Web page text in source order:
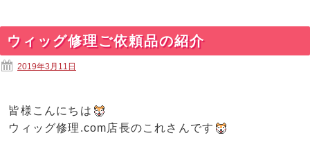
ウィッグ修理ご依頼品の紹介
2019年3月11日
皆様こんにちは
ウィッグ修理.com店長のこれさんです